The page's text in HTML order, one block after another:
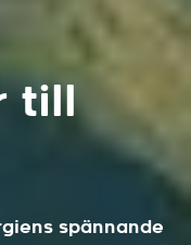
till
spännande